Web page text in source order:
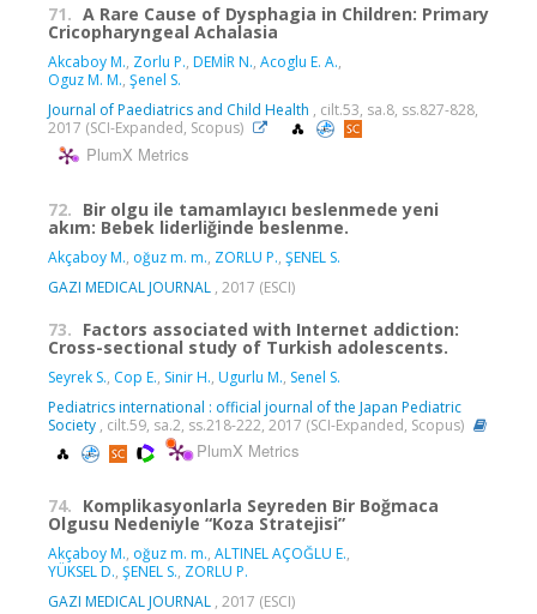
71. A Rare Cause of Dysphagia in Children: Primary
Cricopharyngeal Achalasia
Akcaboy M., Zorlu P., DEMİR N., Acoglu E. A.,
Oguz M. M., Şenel S.
Journal of Paediatrics and Child Health , cilt.53, sa.8, ss.827-828,
2017 (SCI-Expanded, Scopus)
PlumX Metrics
72. Bir olgu ile tamamlayıcı beslenmede yeni
akım: Bebek liderliğinde beslenme.
Akçaboy M., oğuz m. m., ZORLU P., ŞENEL S.
GAZI MEDICAL JOURNAL , 2017 (ESCI)
73. Factors associated with Internet addiction:
Cross-sectional study of Turkish adolescents.
Seyrek S., Cop E., Sinir H., Ugurlu M., Senel S.
Pediatrics international : official journal of the Japan Pediatric
Society , cilt.59, sa.2, ss.218-222, 2017 (SCI-Expanded, Scopus)
PlumX Metrics
74. Komplikasyonlarla Seyreden Bir Boğmaca
Olgusu Nedeniyle “Koza Stratejisi”
Akçaboy M., oğuz m. m., ALTINEL AÇOĞLU E.,
YÜKSEL D., ŞENEL S., ZORLU P.
GAZI MEDICAL JOURNAL , 2017 (ESCI)